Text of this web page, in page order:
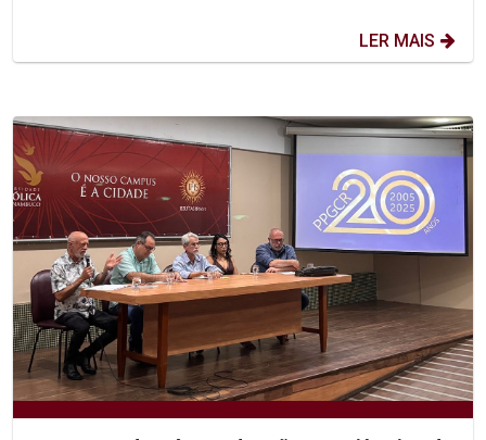
LER MAIS